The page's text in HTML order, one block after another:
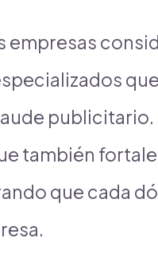
empresas
publicitario.
también
que cada